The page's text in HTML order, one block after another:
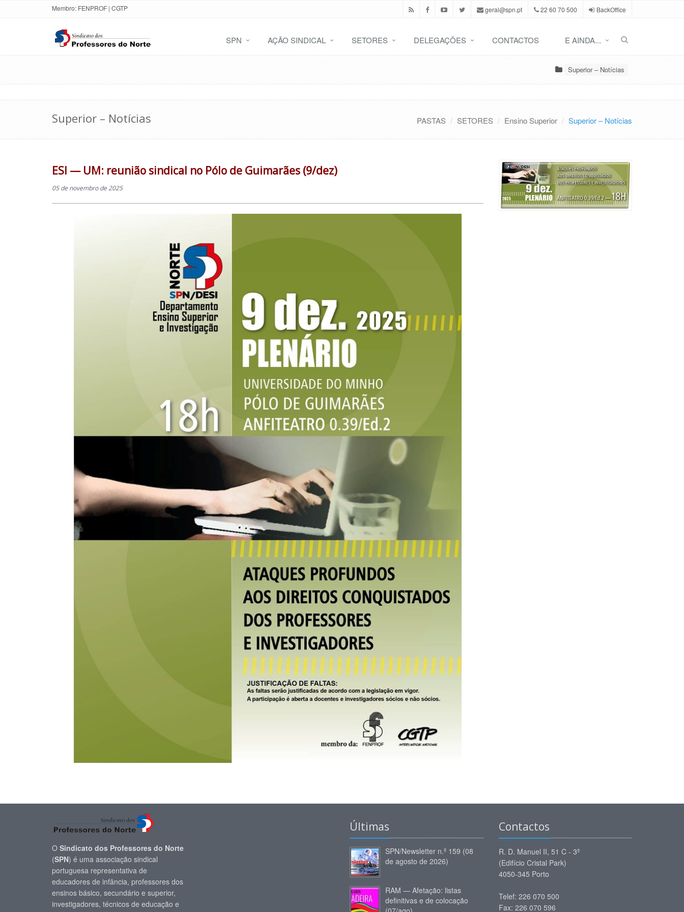
Membro: FENPROF | CGTP geral@spn.pt 22 60 70 500 BackOffice
SPN AÇÃO SINDICAL SETORES DELEGAÇÕES CONTACTOS E AINDA...
Superior – Notícias
Superior – Notícias PASTAS SETORES Ensino Superior Superior – Notícias
ESI — UM: reunião sindical no Pólo de Guimarães (9/dez)
05 de novembro de 2025
O Sindicato dos Professores do Norte
(SPN) é uma associação sindical
portuguesa representativa de
educadores de infância, professores dos
ensinos básico, secundário e superior,
investigadores, técnicos de educação e
Últimas
SPN/Newsletter n.º 159 (08
de agosto de 2026)
RAM — Afetação: listas
definitivas e de colocação
Contactos
R. D. Manuel II, 51 C - 3º
(Edifício Cristal Park)
4050-345 Porto
Telef: 226 070 500
Fax: 226 070 596